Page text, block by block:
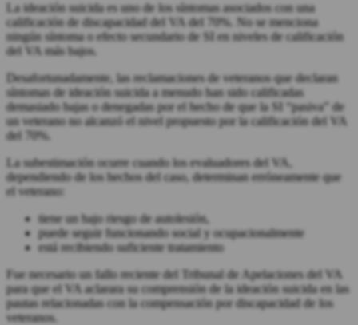
La ideación suicida es uno de los síntomas asociados con una
calificación de discapacidad del VA del 70%. No se menciona
ningún síntoma o efecto secundario de SI en niveles de calificación
del VA más bajos.
Desafortunadamente, las reclamaciones de veteranos que declaran
síntomas de ideación suicida a menudo han sido calificadas
demasiado bajas o denegadas por el hecho de que la SI “pasiva” de
un veterano no alcanzó el nivel propuesto por la calificación del VA
del 70%.
La subestimación ocurre cuando los evaluadores del VA,
dependiendo de los hechos del caso, determinan erróneamente que
el veterano:
tiene un bajo riesgo de autolesión,
puede seguir funcionando social y ocupacionalmente
está recibiendo suficiente tratamiento
Fue necesario un fallo reciente del Tribunal de Apelaciones del VA
para que el VA aclarara su comprensión de la ideación suicida en las
pautas relacionadas con la compensación por discapacidad de los
veteranos.